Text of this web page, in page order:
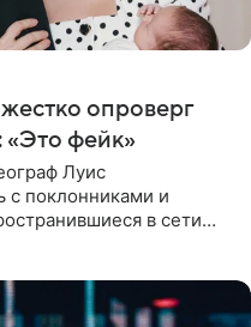
опроверг
«Это фейк»
Луис
с поклонниками и
в сети